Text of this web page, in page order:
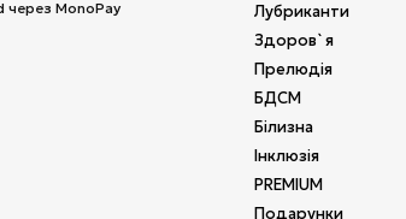
Лубриканти
Здоров`я
Прелюдія
БДСМ
Білизна
Інклюзія
PREMIUM
Подарунки